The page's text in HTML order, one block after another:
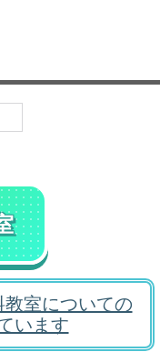
室についての
います